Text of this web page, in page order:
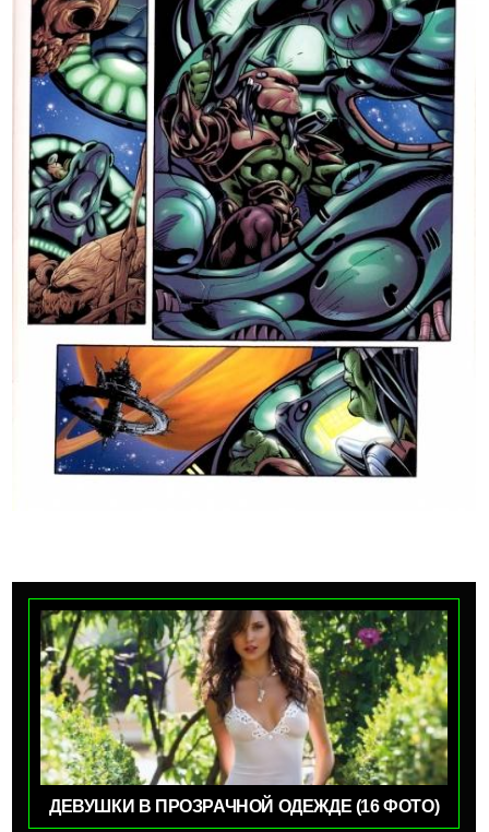
ДЕВУШКИ В ПРОЗРАЧНОЙ ОДЕЖДЕ (16 ФОТО)